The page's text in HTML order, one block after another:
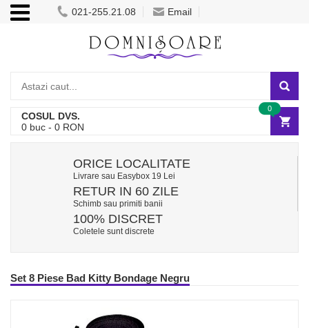
021-255.21.08 Email
COSUL DVS.
0 buc - 0 RON
0
ORICE LOCALITATE
Livrare sau Easybox 19 Lei
RETUR IN 60 ZILE
Schimb sau primiti banii
100% DISCRET
Coletele sunt discrete
Set 8 Piese Bad Kitty Bondage Negru